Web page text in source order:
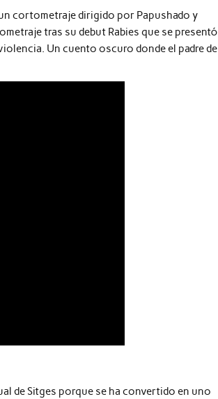
cortometraje dirigido por Papushado y
tras su debut Rabies que se presentó
Un cuento oscuro donde el padre de
de Sitges porque se ha convertido en uno